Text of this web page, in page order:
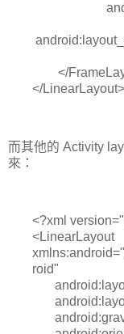
</
</LinearLayout>
而其他的 Activity
來：
<?xml
<LinearLayout
roid"